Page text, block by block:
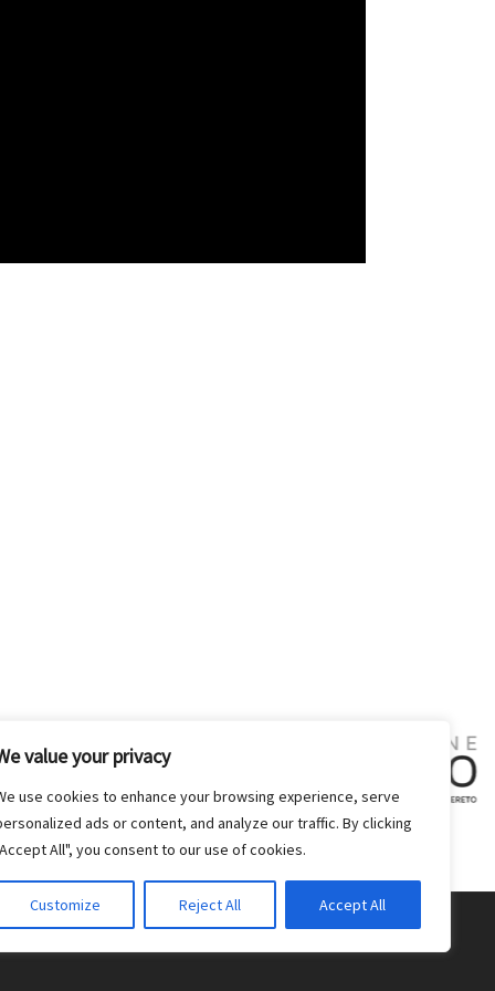
value your privacy
use cookies to enhance your browsing experience, serve
ads or content, and analyze our traffic. By clicking
All", you consent to our use of cookies.
Customize Reject All Accept All